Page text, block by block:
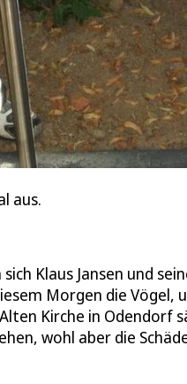
aus.
Klaus Jansen und
Morgen die Vögel,
Kirche in Odendorf
wohl aber die